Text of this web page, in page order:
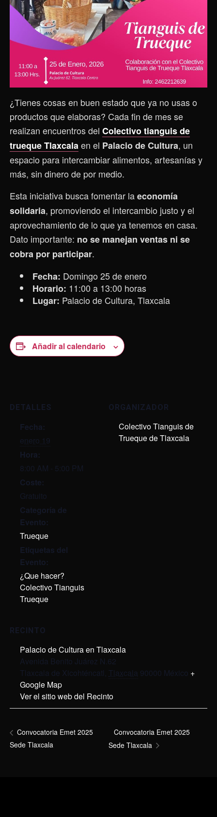
¿Tienes cosas en buen estado que ya no usas o
productos que elaboras? Cada fin de mes se
realizan encuentros del Colectivo tianguis de
trueque Tlaxcalaen el Palacio de Cultura, un
espacio para intercambiar alimentos, artesanías y
más, sin dinero de por medio.
Esta iniciativa busca fomentar laeconomía
solidaria, promoviendo el intercambio justo y el
aprovechamiento de lo que ya tenemos en casa.
Dato importante: no se manejan ventas ni se
cobra por participar.
Fecha: Domingo 25 de enero
Horario: 11:00 a 13:00 horas
Lugar: Palacio de Cultura, Tlaxcala
Añadir al calendario
DETALLES
Fecha:
enero 19
Hora:
8:00 AM - 5:00 PM
Coste:
Gratuito
Categoría de
Evento:
Trueque
Etiquetas del
Evento:
¿Que hacer?,
Colectivo Tianguis
Trueque
RECINTO
Palacio de Cultura en Tlaxcala
Avenida Benito Juárez N.62
Tlaxcala de Xicohténcatl, Tlaxcala 90000 México +
Google Map
Ver el sitio web del Recinto
ORGANIZADOR
Colectivo Tianguis de
Trueque de Tlaxcala
Convocatoria Emet 2025
Sede Tlaxcala
Convocatoria Emet 2025
Sede Tlaxcala